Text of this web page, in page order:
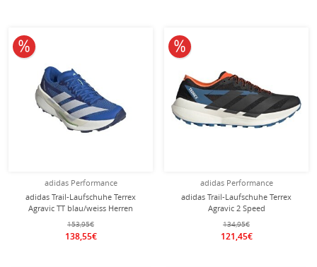
adidas Performance
adidas Trail-Laufschuhe Terrex
Agravic TT blau/weiss Herren
153,95€
138,55€
10% reduziert
adidas Performance
adidas Trail-Laufschuhe Terrex
Agravic 2 Speed
schwarz/carbongrau/blau Herren
134,95€
121,45€
10% reduziert